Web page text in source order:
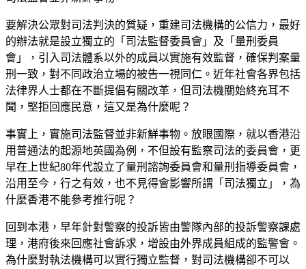
要解決公眾對司法判決的質疑，重建司法機構的公信力，最好
的辦法就是設立獨立的「司法監督委員會」及「量刑委員
會」，引入司法體系以外的成員以實施有效監督，確保判案量
刑一致，對不同政治立場的被告一視同仁。近年社會各界包括
法律界人士都在不斷提倡有關改革，但司法機關始終充耳不
聞，堅拒回應民意，這又是為什麼呢？
事實上，實施司法監督並非新鮮事物。放眼國際，就以香港沿
用普通法的起源地英國為例，不但設有監察司法的委員會，更
早在上世紀80年代設立了量刑諮詢委員會和量刑指導委員會，
沿用至今，行之有效，也不見得會影響所謂「司法獨立」，為
什麼香港不能參考推行呢？
回到本港，早年針對警察的投訴皆由警隊內部的投訴警察課處
理，港府後來回應社會訴求，增設由外界成員組成的監警會。
為什麼對執法機構可以實行獨立監督，對司法機構卻不可以